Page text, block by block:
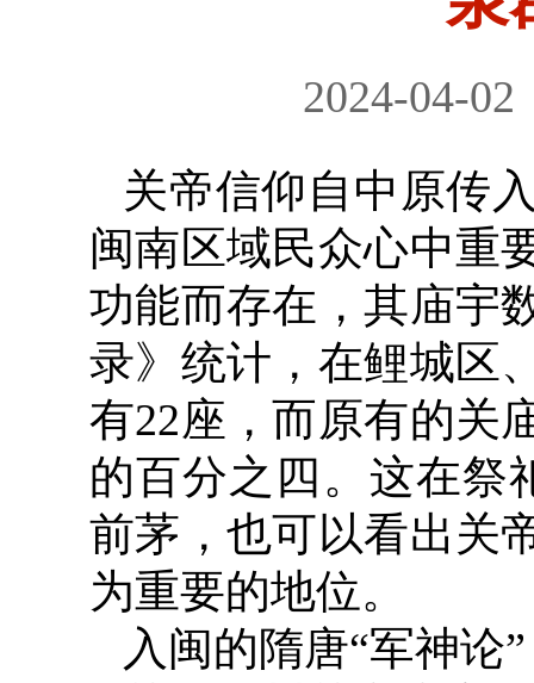
2024-04-02
关帝信仰自中原传
闽南区域民众心中重
功能而存在，其庙宇
录》统计，在鲤城区
有22座，而原有的关
的百分之四。这在祭
前茅，也可以看出关
为重要的地位。
入闽的隋唐“军神论”